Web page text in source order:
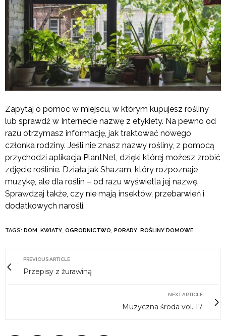
Zapytaj o pomoc w miejscu, w którym kupujesz rośliny
lub sprawdź w Internecie nazwę z etykiety. Na pewno od
razu otrzymasz informację, jak traktować nowego
członka rodziny. Jeśli nie znasz nazwy rośliny, z pomocą
przychodzi aplikacja PlantNet, dzięki której możesz zrobić
zdjęcie roślinie. Działa jak Shazam, który rozpoznaje
muzykę, ale dla roślin – od razu wyświetla jej nazwę.
Sprawdzaj także, czy nie mają insektów, przebarwień i
dodatkowych narośli.
TAGS: DOM , KWIATY, OGRODNICTWO, PORADY, ROŚLINY DOMOWE
PREVIOUS ARTICLE
Przepisy z żurawiną
NEXT ARTICLE
Muzyczna środa vol. 17